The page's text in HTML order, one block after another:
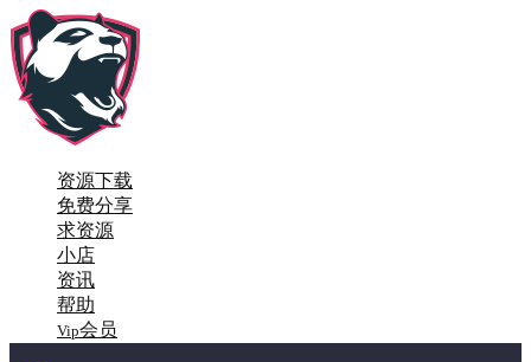
资源下载
免费分享
求资源
小店
资讯
帮助
Vip会员